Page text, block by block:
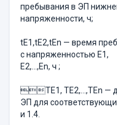
пребывания в ЭП
напряженности, ч;
tE1,tE2,tEn — время
с напряженностью E1,
E2,...,En, ч ;
TE1, TE2,...,TEn —
ЭП для
и 1.4.